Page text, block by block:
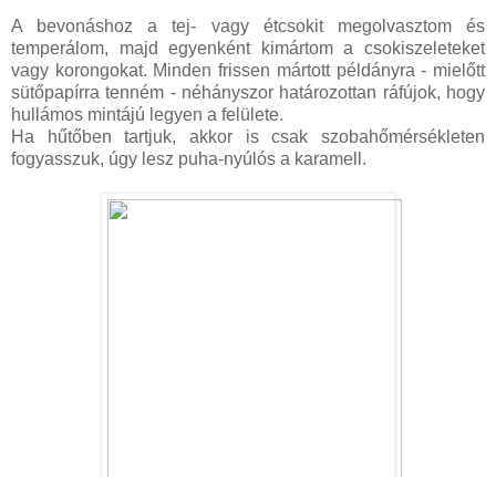
A bevonáshoz a tej- vagy étcsokit megolvasztom és
temperálom, majd egyenként kimártom a csokiszeleteket
vagy korongokat. Minden frissen mártott példányra - mielőtt
sütőpapírra tenném - néhányszor határozottan ráfújok, hogy
hullámos mintájú legyen a felülete.
Ha hűtőben tartjuk, akkor is csak szobahőmérsékleten
fogyasszuk, úgy lesz puha-nyúlós a karamell.